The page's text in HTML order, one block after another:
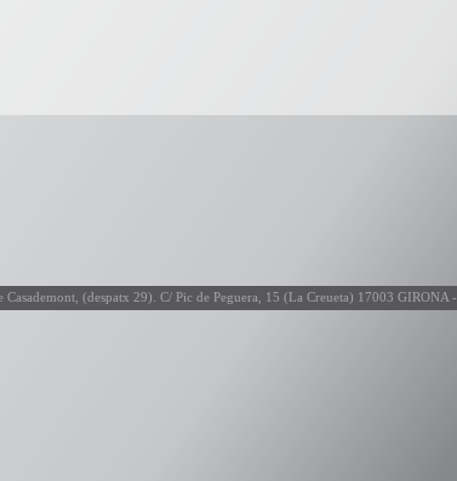
Casademont, (despatx 29). C/ Pic de Peguera, 15 (La Creueta) 17003 GIRONA -